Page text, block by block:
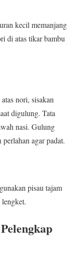
kecil memanjang
di atas tikar bambu
nori, sisakan
digulung. Tata
nasi. Gulung
agar padat.
pisau tajam